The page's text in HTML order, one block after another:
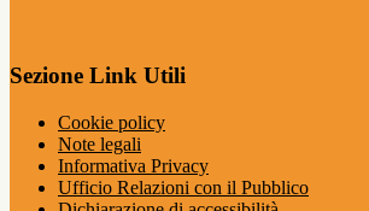
Sezione Link Utili
Cookie policy
Note legali
Informativa Privacy
Ufficio Relazioni con il Pubblico